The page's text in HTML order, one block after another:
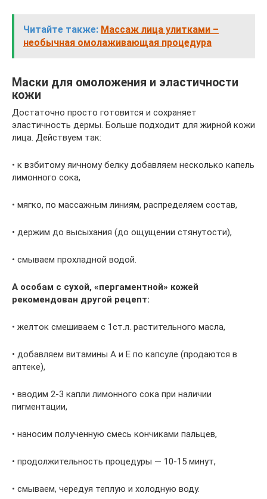
Читайте также: Массаж лица улитками –
необычная омолаживающая процедура
Маски для омоложения и эластичности
кожи
Достаточно просто готовится и сохраняет
эластичность дермы. Больше подходит для жирной кожи
лица. Действуем так:
• к взбитому яичному белку добавляем несколько капель
лимонного сока,
• мягко, по массажным линиям, распределяем состав,
• держим до высыхания (до ощущении стянутости),
• смываем прохладной водой.
А особам с сухой, «пергаментной» кожей
рекомендован другой рецепт:
• желток смешиваем с 1ст.л. растительного масла,
• добавляем витамины А и Е по капсуле (продаются в
аптеке),
• вводим 2-3 капли лимонного сока при наличии
пигментации,
• наносим полученную смесь кончиками пальцев,
• продолжительность процедуры — 10-15 минут,
• смываем, чередуя теплую и холодную воду.